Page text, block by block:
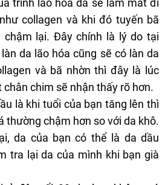
trình lão hóa da sẽ làm mất đi
collagen và khi đó tuyến bã
chậm lại. Đây chính là lý do tại
da lão hóa cũng sẽ có làn da
và bã nhờn thì đây là lúc
chân chim sẽ nhận thấy rõ hơn.
là khi tuổi của bạn tăng lên thì
thường chậm hơn so với da khô.
da của bạn có thể là da dầu
tra lại da của mình khi bạn già